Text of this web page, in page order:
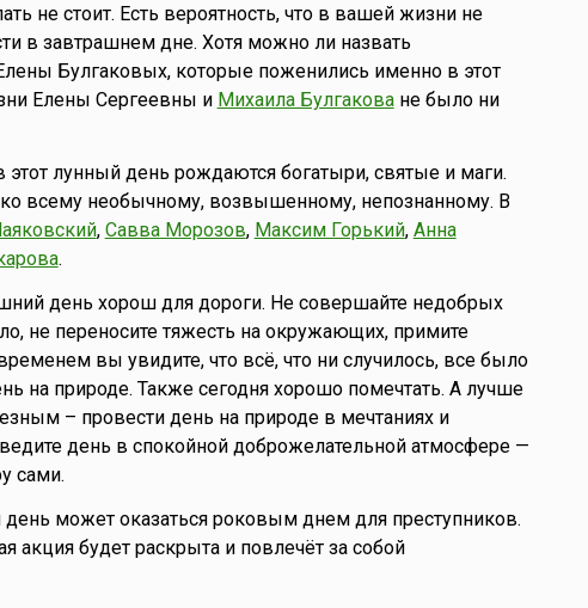
не стоит. Есть вероятность, что в вашей жизни не
в завтрашнем дне. Хотя можно ли назвать
Булгаковых, которые поженились именно в этот
Елены Сергеевны и Михаила Булгаковане было ни
этот лунный день рождаются богатыри, святые и маги.
всему необычному, возвышенному, непознанному. В
, Савва Морозов, Максим Горький, Анна
.
день хорош для дороги. Не совершайте недобрых
не переносите тяжесть на окружающих, примите
вы увидите, что всё, что ни случилось, все было
на природе. Также сегодня хорошо помечтать. А лучше
– провести день на природе в мечтаниях и
день в спокойной доброжелательной атмосфере —
сами.
может оказаться роковым днем для преступников.
акция будет раскрыта и повлечёт за собой